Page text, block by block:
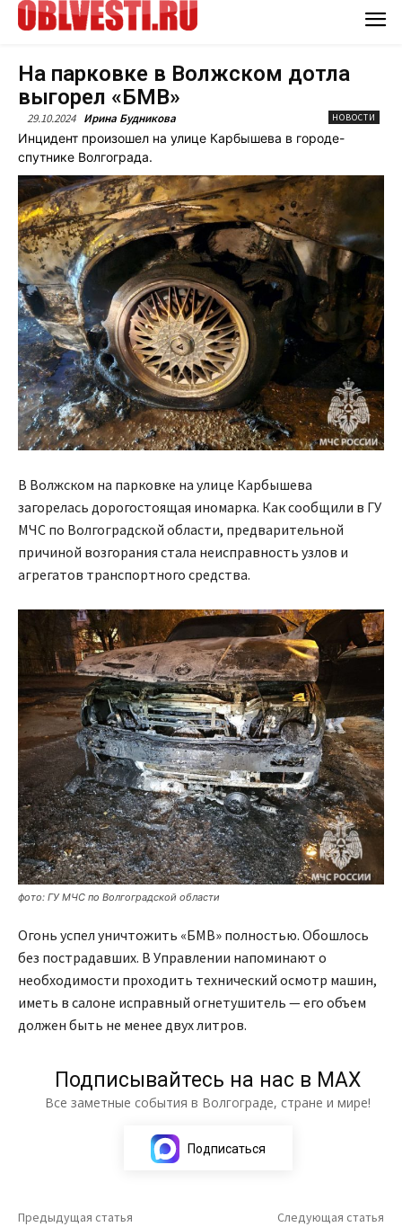
На парковке в Волжском дотла
выгорел «БМВ»
29.10.2024 Ирина Будникова НОВОСТИ
Инцидент произошел на улице Карбышева в городе-
спутнике Волгограда.
В Волжском на парковке на улице Карбышева
загорелась дорогостоящая иномарка. Как сообщили в ГУ
МЧС по Волгоградской области, предварительной
причиной возгорания стала неисправность узлов и
агрегатов транспортного средства.
фото: ГУ МЧС по Волгоградской области
Огонь успел уничтожить «БМВ» полностью. Обошлось
без пострадавших. В Управлении напоминают о
необходимости проходить технический осмотр машин,
иметь в салоне исправный огнетушитель — его объем
должен быть не менее двух литров.
Подписывайтесь на нас в МАХ
Все заметные события в Волгограде, стране и мире!
Подписаться
Предыдущая статья Следующая статья